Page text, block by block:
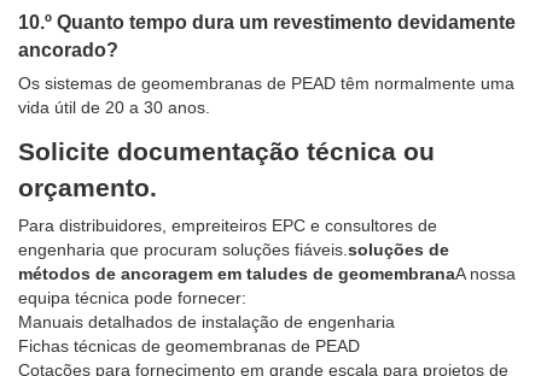
10.º Quanto tempo dura um revestimento devidamente
ancorado?
Os sistemas de geomembranas de PEAD têm normalmente uma
vida útil de 20 a 30 anos.
Solicite documentação técnica ou
orçamento.
Para distribuidores, empreiteiros EPC e consultores de
engenharia que procuram soluções fiáveis. soluções de
métodos de ancoragem em taludes de geomembranaA nossa
equipa técnica pode fornecer:
Manuais detalhados de instalação de engenharia
Fichas técnicas de geomembranas de PEAD
Cotações para fornecimento em grande escala para projetos de